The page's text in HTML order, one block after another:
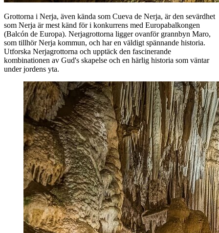
Grottorna i Nerja, även kända som Cueva de Nerja, är den sevärdhet
som Nerja är mest känd för i konkurrens med Europabalkongen
(Balcón de Europa). Nerjagrottorna ligger ovanför grannbyn Maro,
som tillhör Nerja kommun, och har en väldigt spännande historia.
Utforska Nerjagrottorna och upptäck den fascinerande
kombinationen av Gud's skapelse och en härlig historia som väntar
under jordens yta.